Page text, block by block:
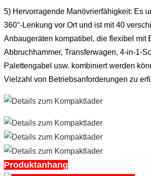
5) Hervorragende Manövrierfähigkeit: Es
360°-Lenkung vor Ort und ist mit 40
Anbaugeräten kompatibel, die flexibel mit
Abbruchhammer, Transferwagen, 4-in-1-
Palettengabel usw. kombiniert werden
Vielzahl von Betriebsanforderungen zu
Produktanhang